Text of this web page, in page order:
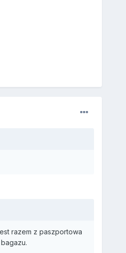
razem z paszportowa